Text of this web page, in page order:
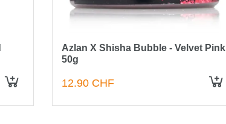
Azlan X Shisha Bubble - Velvet Pink
50g
12.90 CHF